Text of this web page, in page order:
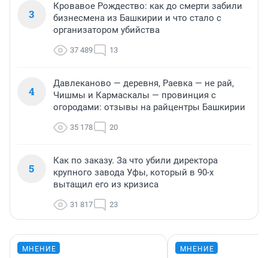
3
Кровавое Рождество: как до смерти забили
бизнесмена из Башкирии и что стало с
организатором убийства
37 489 13
4
Давлеканово — деревня, Раевка — не рай,
Чишмы и Кармаскалы — провинция с
огородами: отзывы на райцентры Башкирии
35 178 20
5
Как по заказу. За что убили директора
крупного завода Уфы, который в 90-х
вытащил его из кризиса
31 817 23
МНЕНИЕ МНЕНИЕ